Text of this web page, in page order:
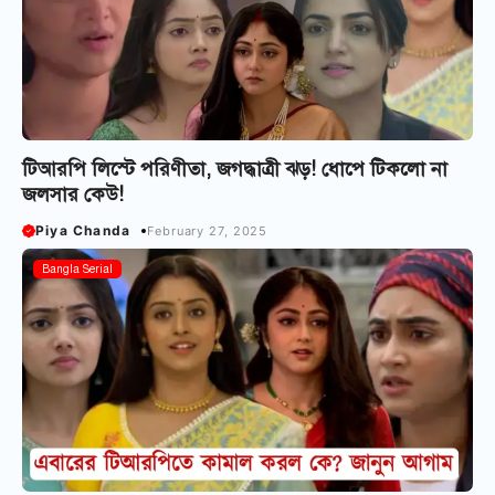
টিআরপি লিস্টে পরিণীতা, জগদ্ধাত্রী ঝড়! ধোপে টিকলো না
জলসার কেউ!
Piya Chanda February 27, 2025
Bangla Serial